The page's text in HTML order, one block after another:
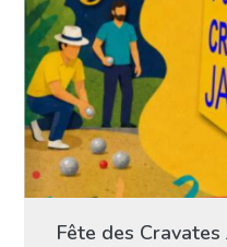
Fête des Cravates